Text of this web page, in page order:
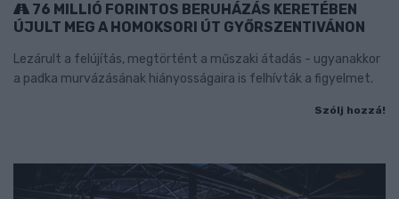
76 MILLIÓ FORINTOS BERUHÁZÁS KERETÉBEN
ÚJULT MEG A HOMOKSORI ÚT GYŐRSZENTIVÁNON
Lezárult a felújítás, megtörtént a műszaki átadás - ugyanakkor
a padka murvázásának hiányosságaira is felhívták a figyelmet.
Szólj hozzá!